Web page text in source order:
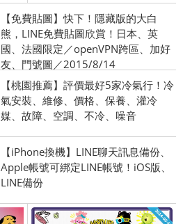
【免費貼圖】快下！隱藏版的大白
熊，LINE免費貼圖欣賞！日本、英
國、法國限定／openVPN跨區、加好
友、門號圖／2015/8/14
【桃園推薦】評價最好5家冷氣行！冷
氣安裝、維修、價格、保養、灌冷
媒、故障、空調、不冷、噪音
【iPhone換機】LINE聊天訊息備份、
Apple帳號可綁定LINE帳號！iOS版、
LINE備份